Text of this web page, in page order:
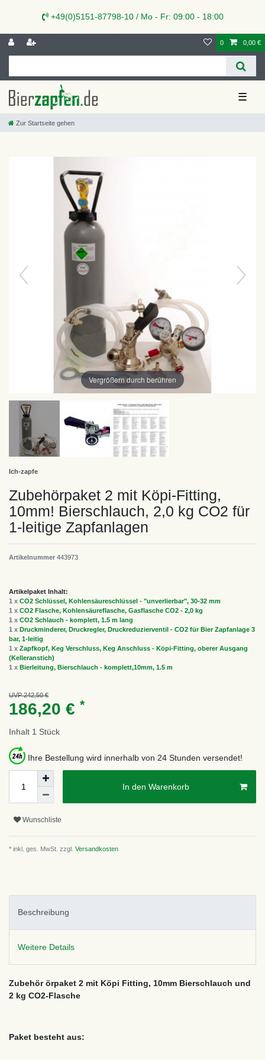
+49(0)5151-87798-10 / Mo - Fr: 09:00 - 18:00
0 0,00 €
☰
Zur Startseite gehen
Vergrößern durch berühren
Ich-zapfe
Zubehörpaket 2 mit Köpi-Fitting,
10mm! Bierschlauch, 2,0 kg CO2 für
1-leitige Zapfanlagen
Artikelnummer 443973
Artikelpaket Inhalt:
1 x CO2 Schlüssel, Kohlensäureschlüssel - "unverlierbar", 30-32 mm
1 x CO2 Flasche, Kohlensäureflasche, Gasflasche CO2 - 2,0 kg
1 x CO2 Schlauch - komplett, 1.5 m lang
1 x Druckminderer, Druckregler, Druckreduzierventil - CO2 für Bier Zapfanlage 3
bar, 1-leitig
1 x Zapfkopf, Keg Verschluss, Keg Anschluss - Köpi-Fitting, oberer Ausgang
(Kelleranstich)
1 x Bierleitung, Bierschlauch - komplett,10mm, 1.5 m
UVP 242,50 €
186,20 € *
Inhalt 1 Stück
Ihre Bestellung wird innerhalb von 24 Stunden versendet!
In den Warenkorb
Wunschliste
* inkl. ges. MwSt. zzgl. Versandkosten
Beschreibung
Weitere Details
Zubehör örpaket 2 mit Köpi Fitting, 10mm Bierschlauch und
2 kg CO2-Flasche
Paket besteht aus: